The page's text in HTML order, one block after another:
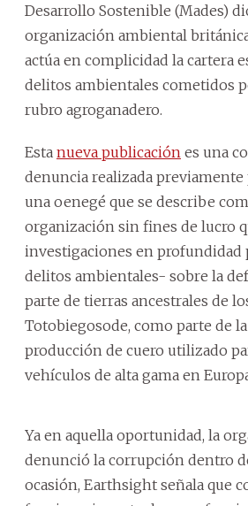
Desarrollo Sostenible (Mades)
organización ambiental
actúa en complicidad la cartera
delitos ambientales cometidos
rubro agroganadero.
Esta nueva publicación es una
denuncia realizada
una oenegé que se describe
organización sin fines de lucro
investigaciones en profundidad
delitos ambientales- sobre la
parte de tierras ancestrales de
Totobiegosode, como parte de
producción de cuero utilizado
vehículos de alta gama en
Ya en aquella oportunidad, la
denunció la corrupción dentro
ocasión, Earthsight señala que